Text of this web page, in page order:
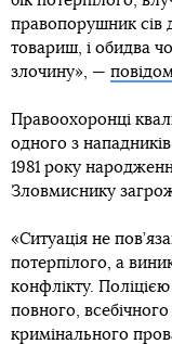
правопорушник сів
товариш, і обидва
злочину», —
Правоохоронці
одного з
1981 року
Зловмиснику
«Ситуація не
потерпілого, а
конфлікту.
повного,
кримінального